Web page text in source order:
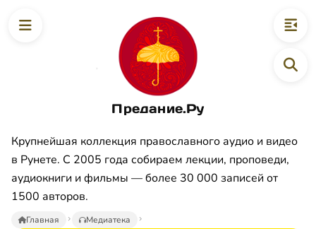
Предание.Ру
Крупнейшая коллекция православного аудио и видео
в Рунете. С 2005 года собираем лекции, проповеди,
аудиокниги и фильмы — более 30 000 записей от
1500 авторов.
Главная
Медиатека